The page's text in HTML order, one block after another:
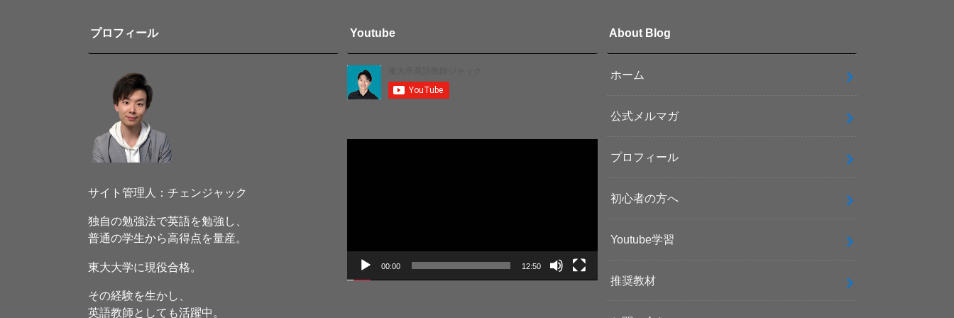
プロフィール
サイト管理人：チェンジャック
独自の勉強法で英語を勉強し、
普通の学生から高得点を量産。
東大大学に現役合格。
その経験を生かし、
英語教師としても活躍中。
Youtube
ー
00:00 12:50
About Blog
ホーム
公式メルマガ
プロフィール
初心者の方へ
Youtube学習
推奨教材